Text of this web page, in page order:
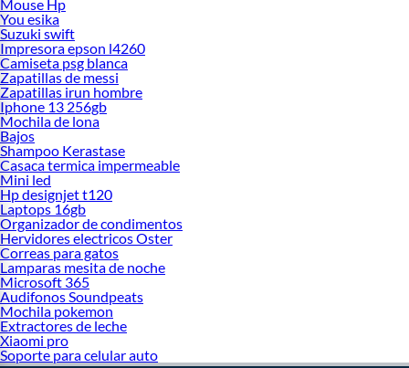
Mouse Hp
You esika
Suzuki swift
Impresora epson l4260
Camiseta psg blanca
Zapatillas de messi
Zapatillas irun hombre
Iphone 13 256gb
Mochila de lona
Bajos
Shampoo Kerastase
Casaca termica impermeable
Mini led
Hp designjet t120
Laptops 16gb
Organizador de condimentos
Hervidores electricos Oster
Correas para gatos
Lamparas mesita de noche
Microsoft 365
Audifonos Soundpeats
Mochila pokemon
Extractores de leche
Xiaomi pro
Soporte para celular auto